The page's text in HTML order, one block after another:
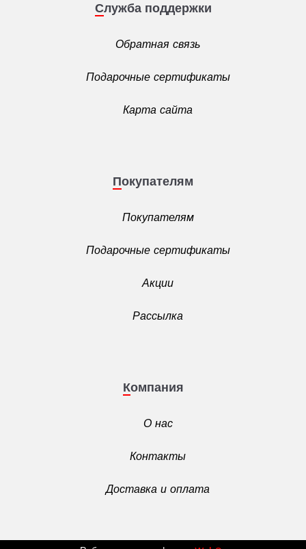
Служба поддержки
Обратная связь
Подарочные сертификаты
Карта сайта
Покупателям
Покупателям
Подарочные сертификаты
Акции
Рассылка
Компания
О нас
Контакты
Доставка и оплата